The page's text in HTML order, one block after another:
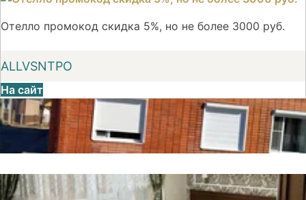
Отелло промокод скидка 5%, но не более 3000 руб.
ALLVSNTPO
На сайт